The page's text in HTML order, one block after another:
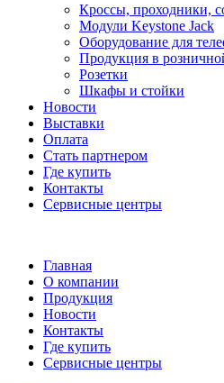
Кроссы, проходники,
Модули Keystone Jack
Оборудование для
Продукция в
Розетки
Шкафы и стойки
Новости
Выставки
Оплата
Стать партнером
Где купить
Контакты
Сервисные центры
Главная
О компании
Продукция
Новости
Контакты
Где купить
Сервисные центры